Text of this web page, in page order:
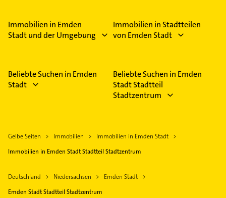
Immobilien in Emden
Stadt und der Umgebung
Immobilien in Stadtteilen
von Emden Stadt
Beliebte Suchen in Emden
Stadt
Beliebte Suchen in Emden
Stadt Stadtteil
Stadtzentrum
Gelbe Seiten Immobilien
Immobilien in Emden Stadt
Immobilien in Emden Stadt Stadtteil Stadtzentrum
Deutschland Niedersachsen
Emden Stadt
Emden Stadt Stadtteil Stadtzentrum